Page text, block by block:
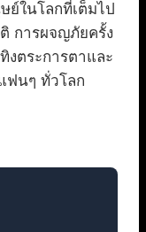
ในโลกที่เต็มไป
การผจญภัยครั้ง
ตระการตาและ
ฟนๆ ทั่วโลก